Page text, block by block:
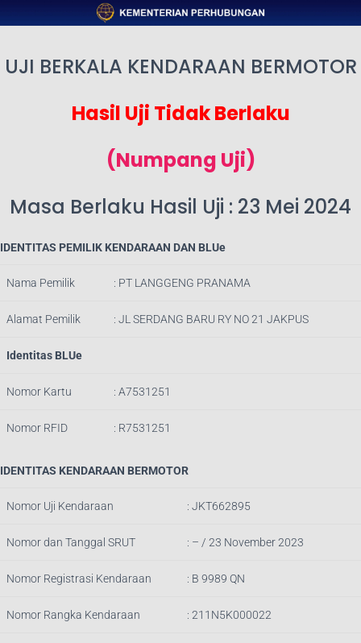
UJI BERKALA KENDARAAN BERMOTOR
Hasil Uji Tidak Berlaku
(Numpang Uji)
Masa Berlaku Hasil Uji : 23 Mei 2024
IDENTITAS PEMILIK KENDARAAN DAN BLUe
Nama Pemilik : PT LANGGENG PRANAMA
Alamat Pemilik : JL SERDANG BARU RY NO 21 JAKPUS
Identitas BLUe
Nomor Kartu : A7531251
Nomor RFID : R7531251
IDENTITAS KENDARAAN BERMOTOR
Nomor Uji Kendaraan : JKT662895
Nomor dan Tanggal SRUT : – / 23 November 2023
Nomor Registrasi Kendaraan : B 9989 QN
Nomor Rangka Kendaraan : 211N5K000022